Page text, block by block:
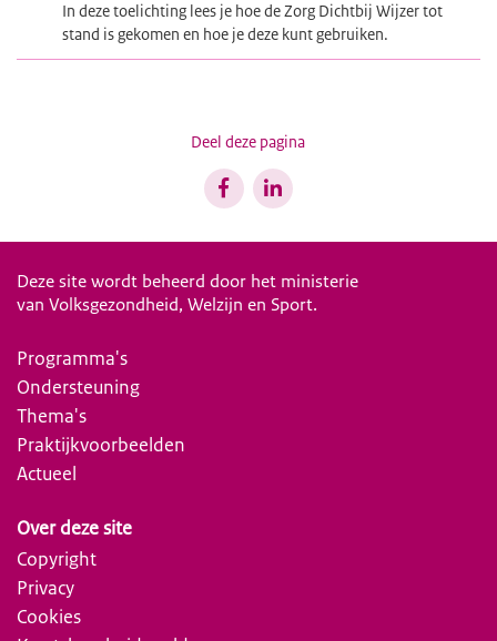
In deze toelichting lees je hoe de Zorg Dichtbij Wijzer tot
stand is gekomen en hoe je deze kunt gebruiken.
Deel deze pagina
Deze site wordt beheerd door het ministerie
van Volksgezondheid, Welzijn en Sport.
Programma's
Ondersteuning
Thema's
Praktijkvoorbeelden
Actueel
Over deze site
Copyright
Privacy
Cookies